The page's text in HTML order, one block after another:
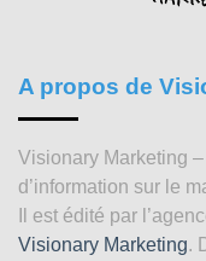
A propos de
Visionary Marketing
d’information sur le
Il est édité par
Visionary Marketing.